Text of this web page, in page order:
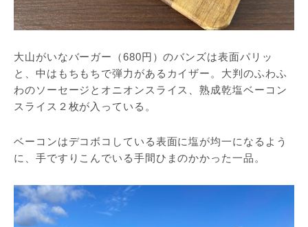
大山がいなバーガー（680円）のバンズは表面パリッ
と、中はもちもちで弾力があるカイザー。大判のふわふ
わのソーセージとオニオンスライス、熟成乾塩ベーコン
スライス２枚が入っている。
ベーコンはデコボコしている表面に塩が均一になるよう
に、手ですりこんでいる手間ひまのかかった一品。